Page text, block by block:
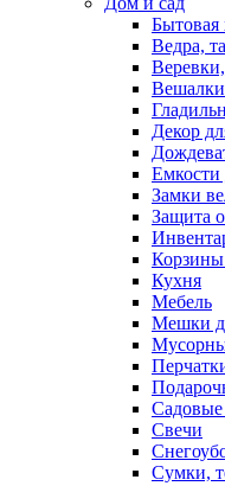
Бытовая
Ведра,
Декор
Емкости
Замки
Защита
Корзины
Кухня
Мебель
Мешки
Свечи
Сумки,